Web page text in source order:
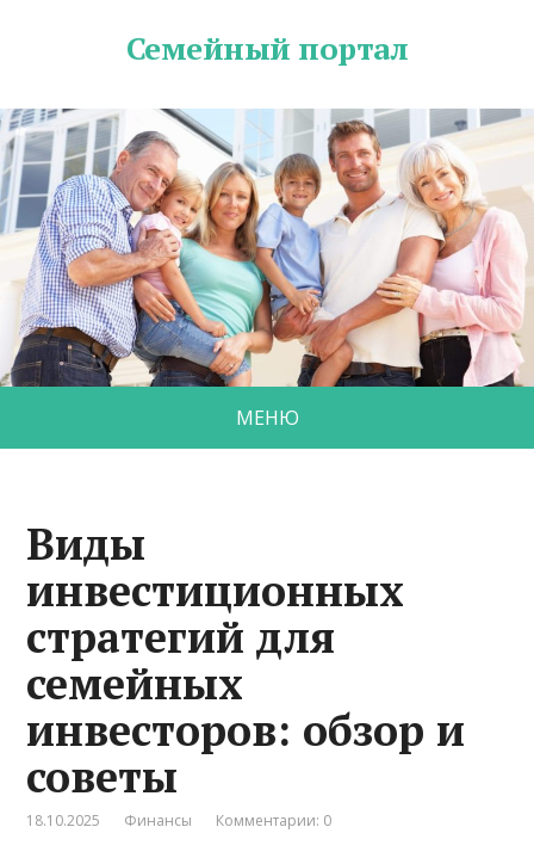
Семейный портал
МЕНЮ
Виды
инвестиционных
стратегий для
семейных
инвесторов: обзор и
советы
18.10.2025 Финансы Комментарии: 0